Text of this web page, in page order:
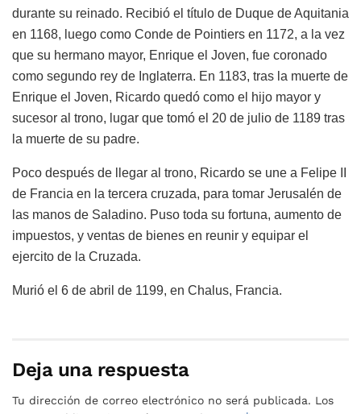
durante su reinado. Recibió el título de Duque de Aquitania
en 1168, luego como Conde de Pointiers en 1172, a la vez
que su hermano mayor, Enrique el Joven, fue coronado
como segundo rey de Inglaterra. En 1183, tras la muerte de
Enrique el Joven, Ricardo quedó como el hijo mayor y
sucesor al trono, lugar que tomó el 20 de julio de 1189 tras
la muerte de su padre.
Poco después de llegar al trono, Ricardo se une a Felipe II
de Francia en la tercera cruzada, para tomar Jerusalén de
las manos de Saladino. Puso toda su fortuna, aumento de
impuestos, y ventas de bienes en reunir y equipar el
ejercito de la Cruzada.
Murió el 6 de abril de 1199, en Chalus, Francia.
Deja una respuesta
Tu dirección de correo electrónico no será publicada. Los